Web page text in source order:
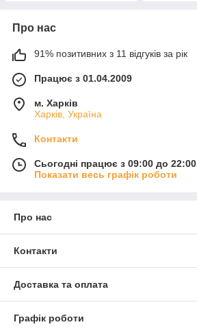
Про нас
91% позитивних з 11 відгуків за рік
Працює з 01.04.2009
м. Харків
Харків, Україна
Контакти
Сьогодні працює з 09:00 до 22:00
Показати весь графік роботи
Про нас
Контакти
Доставка та оплата
Графік роботи